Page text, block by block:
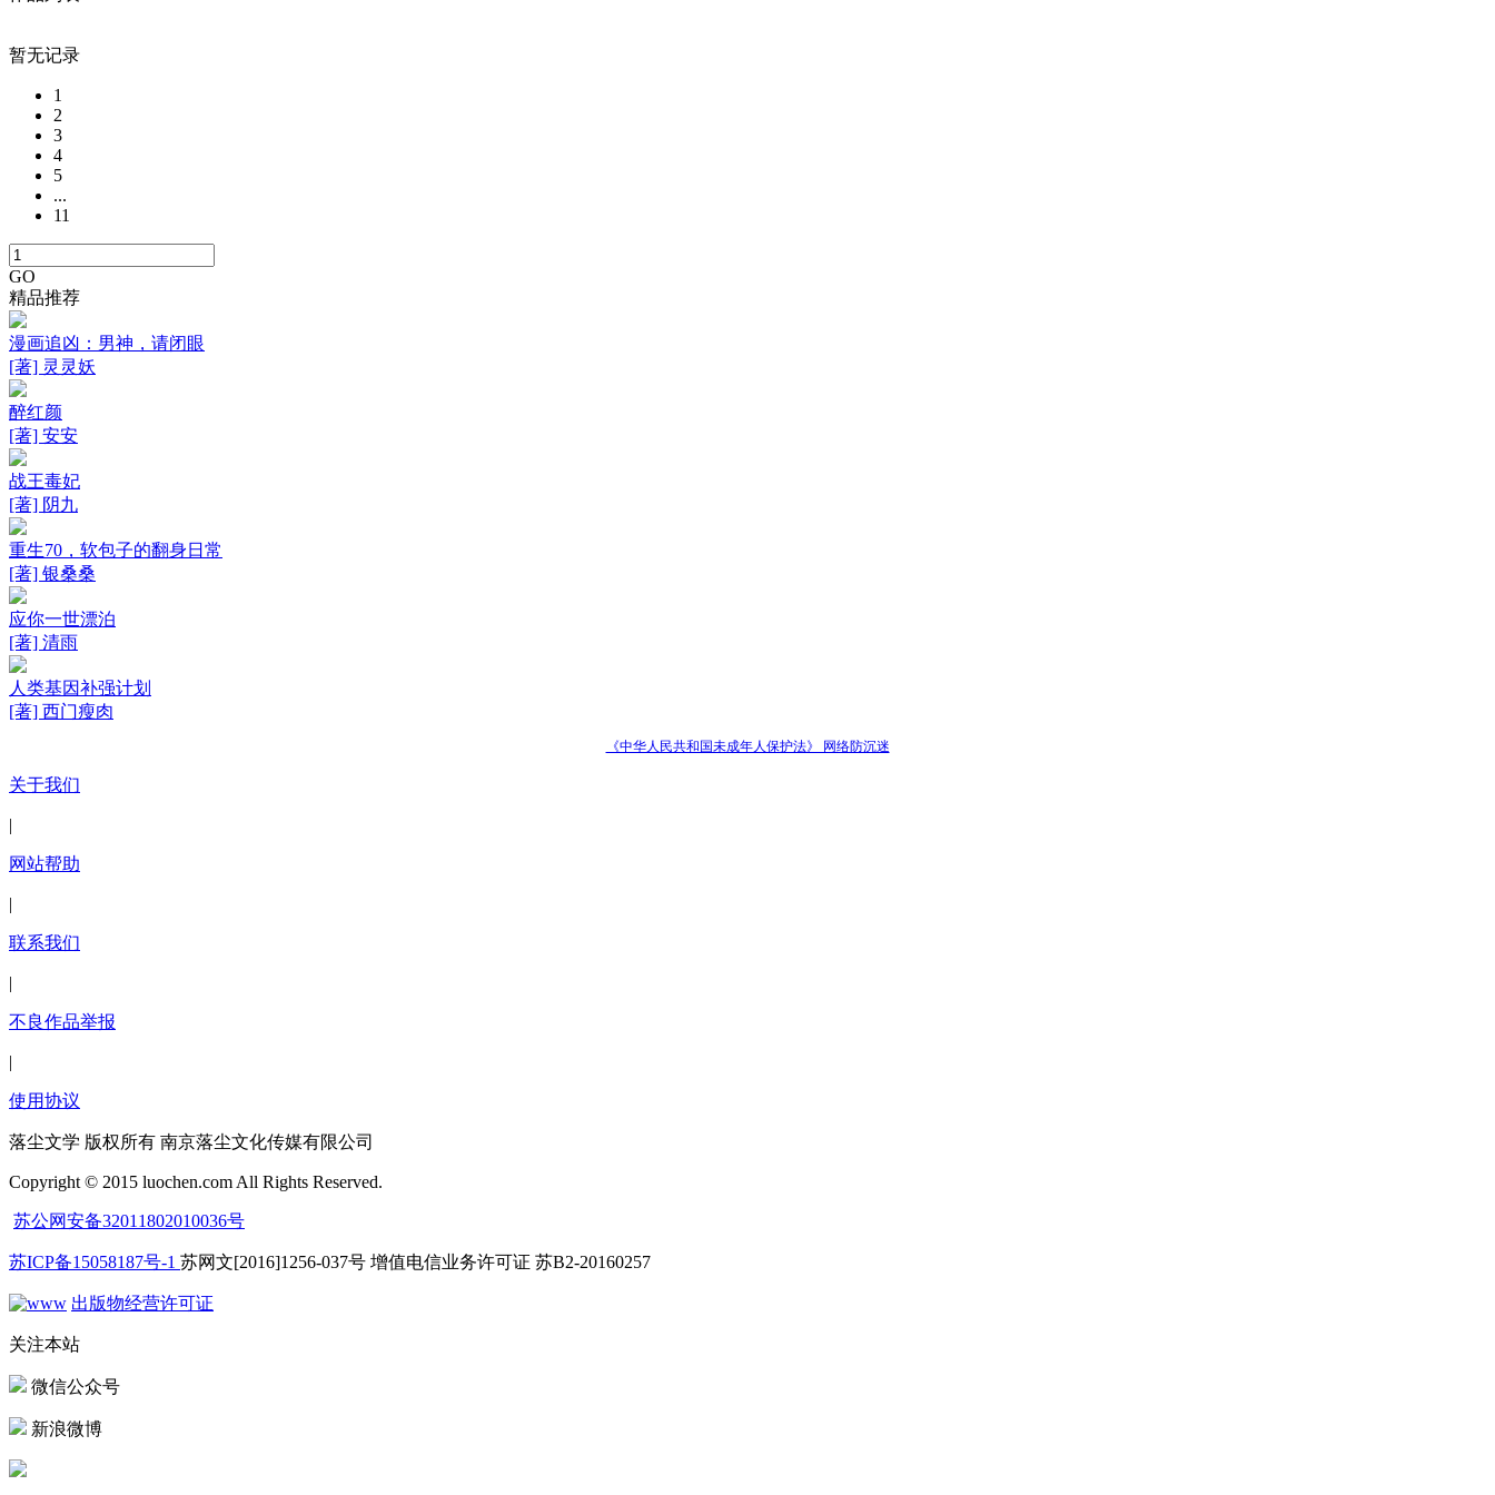
暂无记录
1
2
3
4
5
...
11
GO
精品推荐
漫画追凶：男神，请闭眼
[著] 灵灵妖
醉红颜
[著] 安安
战王毒妃
[著] 阴九
重生70，软包子的翻身日常
[著] 银桑桑
应你一世漂泊
[著] 清雨
人类基因补强计划
[著] 西门瘦肉
《中华人民共和国未成年人保护法》 网络防沉迷
关于我们
|
网站帮助
|
联系我们
|
不良作品举报
|
使用协议
落尘文学 版权所有 南京落尘文化传媒有限公司
Copyright © 2015 luochen.com All Rights Reserved.
苏公网安备32011802010036号
苏ICP备15058187号-1 苏网文[2016]1256-037号 增值电信业务许可证 苏B2-20160257
出版物经营许可证
关注本站
微信公众号
新浪微博